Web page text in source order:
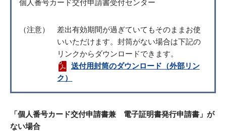
個人番号カード交付申請書受付センター
（注意）
差出有効期間が過ぎていてもそのままお使
いいただけます。封筒がない場合は下記の
リンクからダウンロードできます。
送付用封筒のダウンロード（外部リン
ク）
「個人番号カード交付申請書兼 電子証明書発行申請書」が
ない場合